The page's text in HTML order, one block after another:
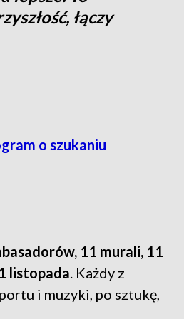
łączy
o szukaniu
11 murali, 11
listopada. Każdy z
i muzyki, po sztukę,